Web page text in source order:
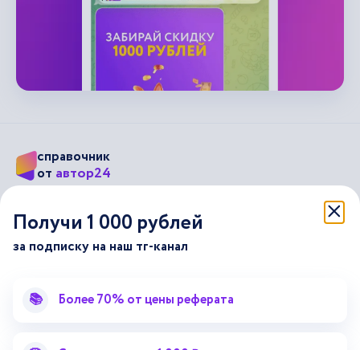
справочник
от автор24
Подписывайся на наши соц. сети
Лекторий
Справочник терминов
Последние статьи
Получи 1 000 рублей
за подписку на наш тг-канал
📚 Более 70% от цены реферата